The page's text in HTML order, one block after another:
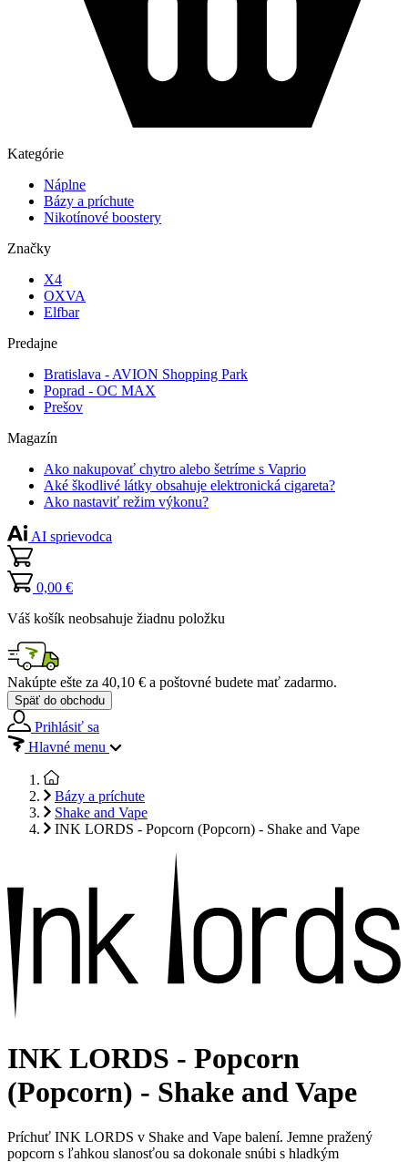
Kategórie
Náplne
Bázy a príchute
Nikotínové boostery
Značky
X4
OXVA
Elfbar
Predajne
Bratislava - AVION Shopping Park
Poprad - OC MAX
Prešov
Magazín
Ako nakupovať chytro alebo šetríme s Vaprio
Aké škodlivé látky obsahuje elektronická cigareta?
Ako nastaviť režim výkonu?
AI sprievodca
0,00 €
Váš košík neobsahuje žiadnu položku
Nakúpte ešte za 40,10 € a poštovné budete mať zadarmo.
Späť do obchodu
Prihlásiť sa
Hlavné menu
Bázy a príchute
Shake and Vape
INK LORDS - Popcorn (Popcorn) - Shake and Vape
INK LORDS - Popcorn
(Popcorn) - Shake and Vape
Príchuť INK LORDS v Shake and Vape balení. Jemne pražený
popcorn s ľahkou slanosťou sa dokonale snúbi s hladkým